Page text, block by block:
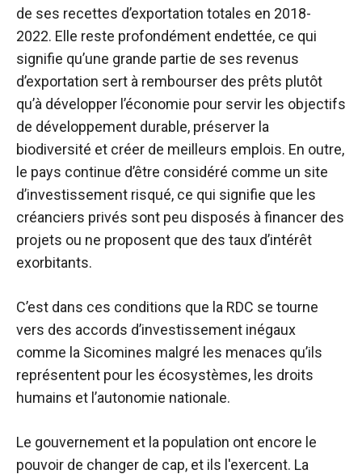
de ses recettes d’exportation totales en 2018-
2022. Elle reste profondément endettée, ce qui
signifie qu’une grande partie de ses revenus
d’exportation sert à rembourser des prêts plutôt
qu’à développer l’économie pour servir les objectifs
de développement durable, préserver la
biodiversité et créer de meilleurs emplois. En outre,
le pays continue d’être considéré comme un site
d’investissement risqué, ce qui signifie que les
créanciers privés sont peu disposés à financer des
projets ou ne proposent que des taux d’intérêt
exorbitants.
C’est dans ces conditions que la RDC se tourne
vers des accords d’investissement inégaux
comme la Sicomines malgré les menaces qu’ils
représentent pour les écosystèmes, les droits
humains et l’autonomie nationale.
Le gouvernement et la population ont encore le
pouvoir de changer de cap, et ils l'exercent. La